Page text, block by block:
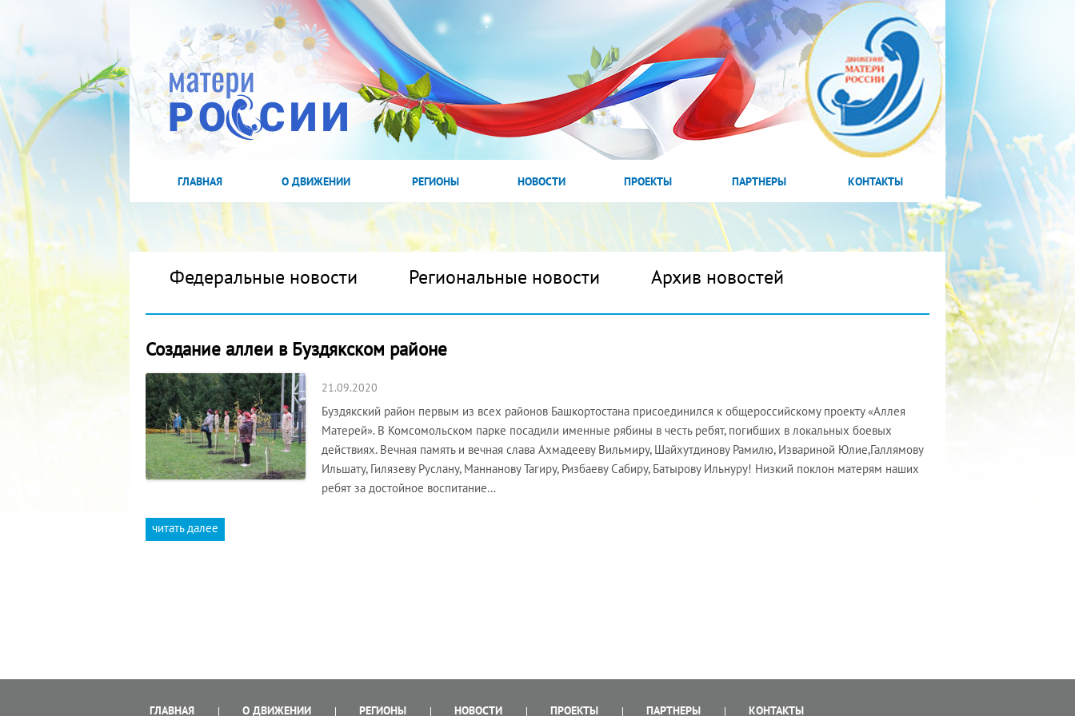
ГЛАВНАЯ О ДВИЖЕНИИ РЕГИОНЫ НОВОСТИ ПРОЕКТЫ ПАРТНЕРЫ КОНТАКТЫ
Федеральные новости Региональные новости Архив новостей
Создание аллеи в Буздякском районе
21.09.2020
Буздякский район первым из всех районов Башкортостана присоединился к общероссийскому проекту «Аллея
Матерей». В Комсомольском парке посадили именные рябины в честь ребят, погибших в локальных боевых
действиях. Вечная память и вечная слава Ахмадееву Вильмиру, Шайхутдинову Рамилю, Извариной Юлие,Галлямову
Ильшату, Гилязеву Руслану, Маннанову Тагиру, Ризбаеву Сабиру, Батырову Ильнуру! Низкий поклон матерям наших
ребят за достойное воспитание…
читать далее
ГЛАВНАЯ О ДВИЖЕНИИ РЕГИОНЫ НОВОСТИ ПРОЕКТЫ ПАРТНЕРЫ КОНТАКТЫ